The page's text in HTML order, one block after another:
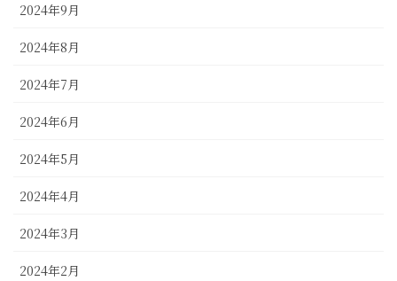
2024年9月
2024年8月
2024年7月
2024年6月
2024年5月
2024年4月
2024年3月
2024年2月